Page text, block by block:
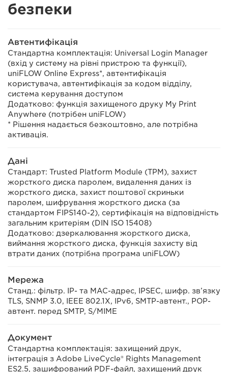
безпеки
Автентифікація
Стандартна комплектація: Universal Login Manager
(вхід у систему на рівні пристрою та функції),
uniFLOW Online Express*, автентифікація
користувача, автентифікація за кодом відділу,
система керування доступом
Додатково: функція захищеного друку My Print
Anywhere (потрібен uniFLOW)
* Рішення надається безкоштовно, але потрібна
активація.
Дані
Стандарт: Trusted Platform Module (TPM), захист
жорсткого диска паролем, видалення даних із
жорсткого диска, захист поштової скриньки
паролем, шифрування жорсткого диска (за
стандартом FIPS140-2), сертифікація на відповідність
загальним критеріям (DIN ISO 15408)
Додатково: дзеркалювання жорсткого диска,
виймання жорсткого диска, функція захисту від
втрати даних (потрібна програма uniFLOW)
Мережа
Станд.: фільтр. IP- та MAC-адрес, IPSEC, шифр. зв’язку
TLS, SNMP 3.0, IEEE 802.1X, IPv6, SMTP-автент., POP-
автент. перед SMTP, S/MIME
Документ
Стандартна комплектація: захищений друк,
інтеграція з Adobe LiveCycle® Rights Management
ES2.5, зашифрований PDF-файл, захищений друк